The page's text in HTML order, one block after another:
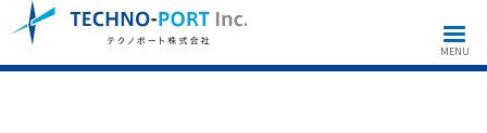
MENU
国内向けマーケティング 企画編 受託加工業向け企画